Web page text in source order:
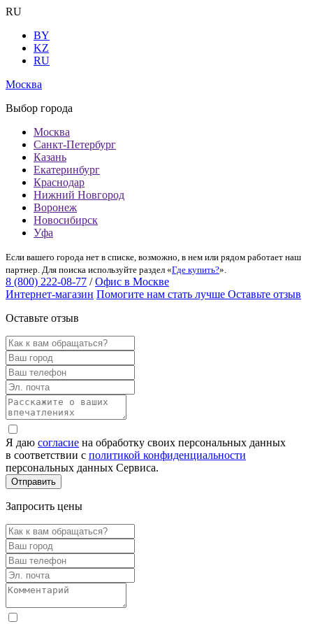
RU
BY
KZ
RU
Москва
Выбор города
Москва
Санкт-Петербург
Казань
Екатеринбург
Краснодар
Нижний Новгород
Воронеж
Новосибирск
Уфа
Если вашего города нет в списке, возможно, в нем или рядом работает наш
партнер. Для поиска используйте раздел «Где купить?».
8 (800) 222-08-77 / Офис в Москве
Интернет-магазин Помогите нам стать лучше Оставьте отзыв
Оставьте отзыв
Я даю согласие на обработку своих персональных данных
в соответствии с политикой конфиденциальности
персональных данных Сервиса.
Запросить цены